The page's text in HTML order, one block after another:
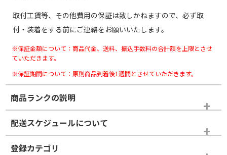
取付工賃等、その他費用の保証は致しかねますので、必ず取
付・装着をする前にご連絡をお願いいたします。
※保証金額について：商品代金、送料、振込手数料の合計額を上限とさせ
ていただきます。
※保証期間について：原則商品到着後1週間とさせていただきます。
商品ランクの説明
※商品ランクは出品者の主観により判断しておりますので、あら
かじめご了承ください。
ホイールランク
配送スケジュールについて
登録カテゴリ